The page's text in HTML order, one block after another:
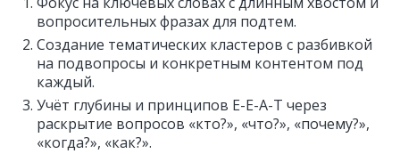
вопросительных фразах для подтем.
Создание тематических кластеров с разбивкой
на подвопросы и конкретным контентом под
каждый.
Учёт глубины и принципов E-E-A-T через
раскрытие вопросов «кто?», «что?», «почему?»,
«когда?», «как?».